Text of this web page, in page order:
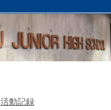
活動記録